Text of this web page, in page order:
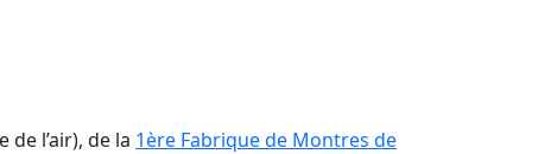
l’air), de la 1ère Fabrique de Montres de